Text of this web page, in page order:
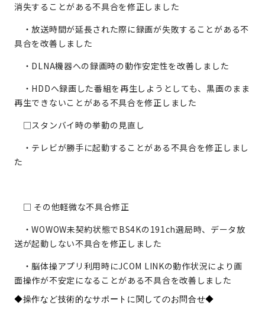
消失することがある不具合を修正しました
・放送時間が延長された際に録画が失敗することがある不
具合を改善しました
・DLNA機器への録画時の動作安定性を改善しました
・HDDへ録画した番組を再生しようとしても、黒画のまま
再生できないことがある不具合を修正しました
□スタンバイ時の挙動の見直し
・テレビが勝手に起動することがある不具合を修正しまし
た
□ その他軽微な不具合修正
・WOWOW未契約状態でBS4Kの191ch選局時、データ放
送が起動しない不具合を修正しました
・脳体操アプリ利用時にJCOM LINKの動作状況により画
面操作が不安定になることがある不具合を改善しました
◆操作など技術的なサポートに関してのお問合せ◆